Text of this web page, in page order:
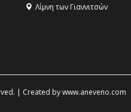
Λίμνη των Γιαννιτσών
| Created bywww.aneveno.com